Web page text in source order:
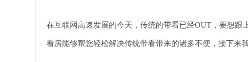
在互联网高速发展的今天，传统的带看已经OUT，要想跟
看房能够帮您轻松解决传统带看带来的诸多不便，接下来